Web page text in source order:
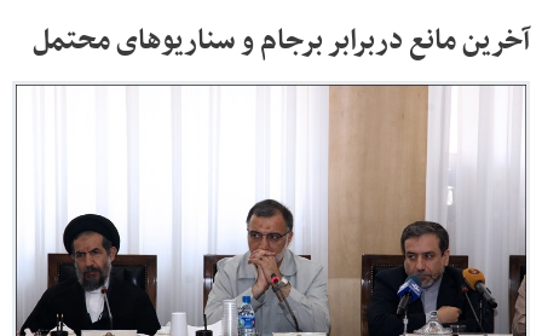
آخرین مانع دربرابر برجام و سناریوهای محتمل